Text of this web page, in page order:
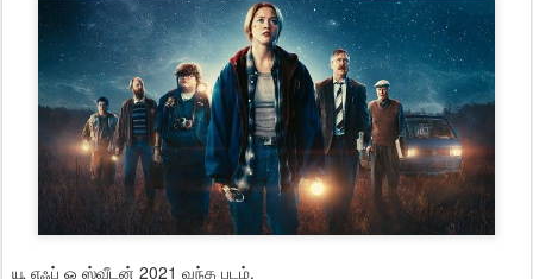
யூ எஃப் ஓ ஸ்வீடன் 2021 வந்த படம்.